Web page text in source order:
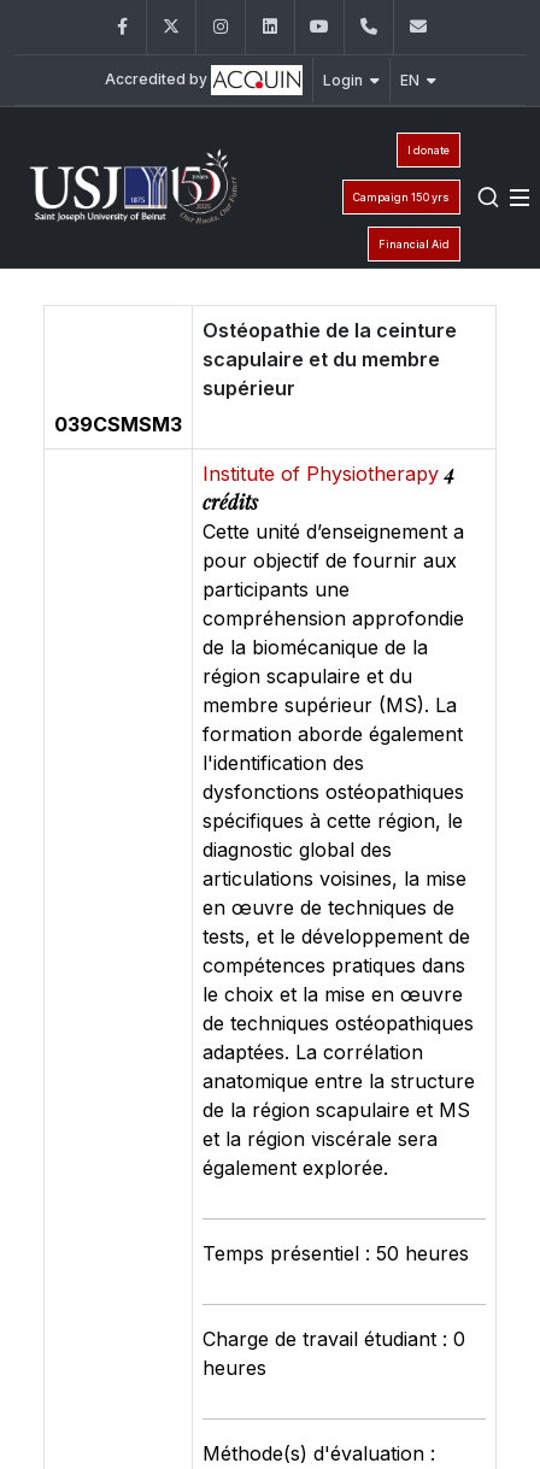
FacebookTwitter InstagramLinkedInYouTube+961 (1) 421 235
Accredited by Login EN
I donate
Campaign 150 yrs
Financial Aid
039CSMSM3
Ostéopathie de la ceinture
scapulaire et du membre
supérieur
Institute of Physiotherapy4
crédits
Cette unité d’enseignement a
pour objectif de fournir aux
participants une
compréhension approfondie
de la biomécanique de la
région scapulaire et du
membre supérieur (MS). La
formation aborde également
l'identification des
dysfonctions ostéopathiques
spécifiques à cette région, le
diagnostic global des
articulations voisines, la mise
en œuvre de techniques de
tests, et le développement de
compétences pratiques dans
le choix et la mise en œuvre
de techniques ostéopathiques
adaptées. La corrélation
anatomique entre la structure
de la région scapulaire et MS
et la région viscérale sera
également explorée.
Temps présentiel : 50 heures
Charge de travail étudiant : 0
heures
Méthode(s) d'évaluation :